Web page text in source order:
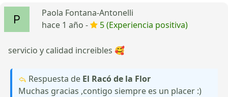
Paola Fontana-Antonelli
hace 1 año -
5 (Experiencia positiva)
servicio y calidad increibles 🥰
Respuesta de El Racó de la Flor
Muchas gracias ,contigo siempre es un placer :)